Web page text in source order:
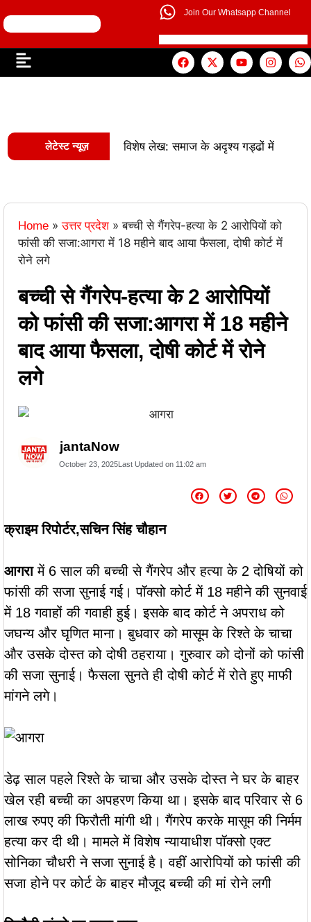
Join Our Whatsapp Channel
लेटेस्ट न्यूज़ विशेष लेख: समाज के अदृश्य गड्ढों में
मिसाल: अपना ‘राज्य युवा पुरस्कार’ युवा शक्ति
को समर्पित करेंगे अमन | वरिष्ठ
(माध्यमिक) के जिला समन्वयक का प्रभार
गिनीज वर्ल्ड रिकॉर्ड की खुशी से गूंजा माय
भारत केंद्र, युवाओं ने कहा- यह हमारी पीढ़ी
को दिया बढ़ावा |
रिकॉर्ड समारोह में जब दिखे बागपत के अमन,
Home » उत्तर प्रदेश » बच्ची से गैंगरेप-हत्या के 2 आरोपियों को
फांसी की सजा:आगरा में 18 महीने बाद आया फैसला, दोषी कोर्ट में
रोने लगे
बच्ची से गैंगरेप-हत्या के 2 आरोपियों
को फांसी की सजा:आगरा में 18 महीने
बाद आया फैसला, दोषी कोर्ट में रोने
लगे
jantaNow
October 23, 2025 Last Updated on 11:02 am
क्राइम रिपोर्टर,सचिन सिंह चौहान
आगरामें 6 साल की बच्ची से गैंगरेप और हत्या के 2 दोषियों को
फांसी की सजा सुनाई गई। पॉक्सो कोर्ट में 18 महीने की सुनवाई
में 18 गवाहों की गवाही हुई। इसके बाद कोर्ट ने अपराध को
जघन्य और घृणित माना। बुधवार को मासूम के रिश्ते के चाचा
और उसके दोस्त को दोषी ठहराया। गुरुवार को दोनों को फांसी
की सजा सुनाई। फैसला सुनते ही दोषी कोर्ट में रोते हुए माफी
मांगने लगे।
डेढ़ साल पहले रिश्ते के चाचा और उसके दोस्त ने घर के बाहर
खेल रही बच्ची का अपहरण किया था। इसके बाद परिवार से 6
लाख रुपए की फिरौती मांगी थी। गैंगरेप करके मासूम की निर्मम
हत्या कर दी थी। मामले में विशेष न्यायाधीश पॉक्सो एक्ट
सोनिका चौधरी ने सजा सुनाई है। वहीं आरोपियों को फांसी की
सजा होने पर कोर्ट के बाहर मौजूद बच्ची की मां रोने लगी